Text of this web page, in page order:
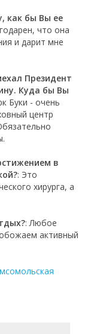
как бы Вы ее
что она
и дарит мне
Президент
Куда бы Вы
Буки - очень
центр
в
: Это
хирурга, а
: Любое
активный